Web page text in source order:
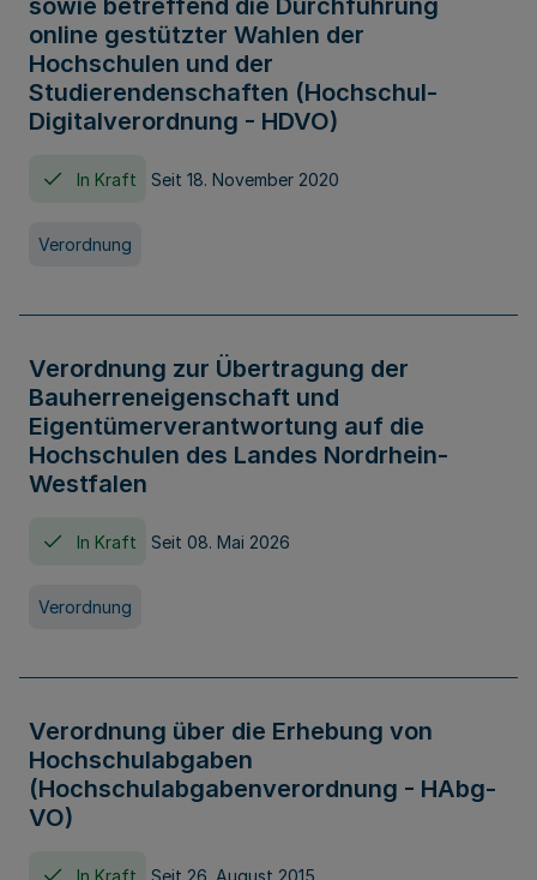
sowie betreffend die Durchführung
online gestützter Wahlen der
Hochschulen und der
Studierendenschaften (Hochschul-
Digitalverordnung - HDVO)
In Kraft Seit 18. November 2020
Verordnung
Verordnung zur Übertragung der
Bauherreneigenschaft und
Eigentümerverantwortung auf die
Hochschulen des Landes Nordrhein-
Westfalen
In Kraft Seit 08. Mai 2026
Verordnung
Verordnung über die Erhebung von
Hochschulabgaben
(Hochschulabgabenverordnung - HAbg-
VO)
In Kraft Seit 26. August 2015